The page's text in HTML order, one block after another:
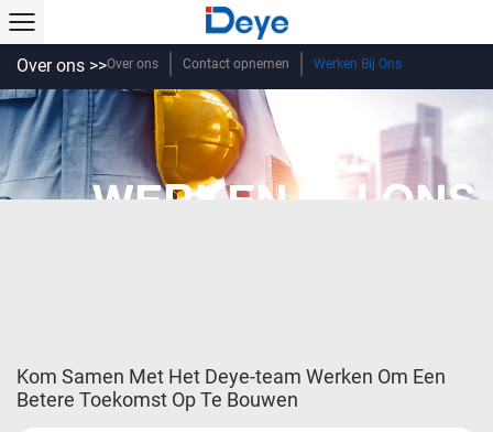
Over ons >>Over ons Contact opnemen Werken Bij Ons
WERKEN BIJ ONS
Kom Samen Met Het Deye-team Werken Om Een
Betere Toekomst Op Te Bouwen